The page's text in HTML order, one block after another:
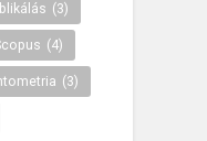
(3)
(4)
(3)